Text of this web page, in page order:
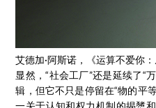
艾德加·阿斯诺，《运算不爱你
显然，“社会工厂”还是延续了“
辑，但它不只是停留在“物的平
一关于认知和权力机制的揭橥